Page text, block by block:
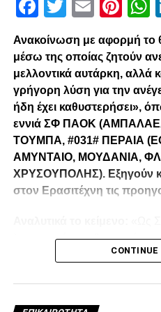
Για τις διαφορές του
«Για να φτάσεις στην πρώτη ομάδα
Αυτό είναι το όνειρο του κάθε
Ακαδημίες. Η ανταμοιβή του»
Facebook
Twitter
Email
RELATED TOPICS:
UP NEXT
Πήρε και τυπικά την
συγκεντρωμένοι» (video)
Facebook
Twitter
Email
Ανακοίνωση με αφορμή το
μέσω της οποίας ζητούν
μελλοντικά αυτάρκη, αλλά
γρήγορη λύση για την
ήδη έχει καθυστερήσει»,
εννιά ΣΦ ΠΑΟΚ
ΤΟΥΜΠΑ, #031# ΠΕΡΑΙΑ
ΑΜΥΝΤΑΙΟ, ΜΟΥΔΑΝΙΑ,
ΧΡΥΣΟΥΠΟΛΗΣ). Εξηγούν
στον Ερασιτέχνη τις
λειτουργούμε καθημερινά
Δικεφάλου και μόνο,
όψη των 100 ετών τα
οργανισμού δεν φαίνεται να
CONTINUE